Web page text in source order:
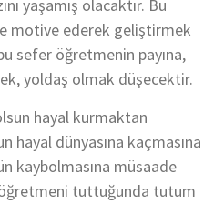
yaşamış olacaktır. Bu
motive ederek geliştirmek
sefer öğretmenin payına,
yoldaş olmak düşecektir.
hayal kurmaktan
hayal dünyasına kaçmasına
kaybolmasına müsaade
tuttuğunda tutum